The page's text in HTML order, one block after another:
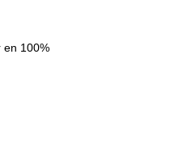
en 100%